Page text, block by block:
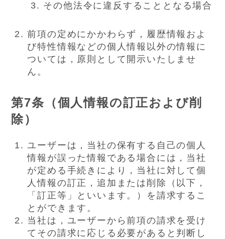
その他法令に違反することとなる場合
前項の定めにかかわらず，履歴情報およ
び特性情報などの個人情報以外の情報に
ついては，原則として開示いたしませ
ん。
第7条（個人情報の訂正および削
除）
ユーザーは，当社の保有する自己の個人
情報が誤った情報である場合には，当社
が定める手続きにより，当社に対して個
人情報の訂正，追加または削除（以下，
「訂正等」といいます。）を請求するこ
とができます。
当社は，ユーザーから前項の請求を受け
てその請求に応じる必要があると判断し